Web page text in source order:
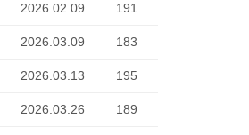
2026.02.09 191
2026.03.09 183
2026.03.13 195
2026.03.26 189